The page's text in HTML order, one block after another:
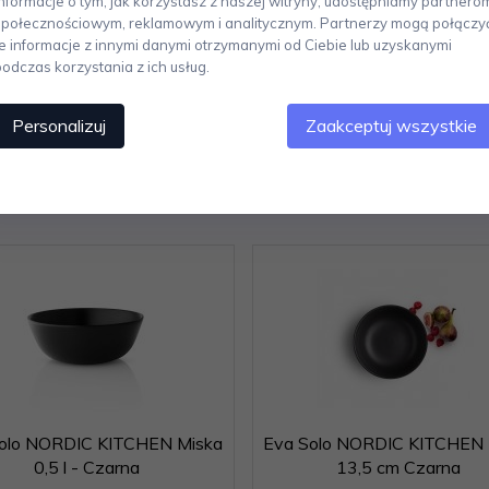
na początku lat 50-tych XX wieku. Produkty Eva Solo to duński
to cechy charakterystyczne produktów w kolekcji.
NORDIC KITCHEN Miska
0,5 l - Czarna
Eva Solo NORDIC KITCHEN
13,5 cm Czarna
reklamowym i analitycznym. Partnerzy mogą
informacje z innymi danymi otrzymanymi od Ciebie lub uzyskanymi
korzystania z ich usług.
Personalizuj Zaakceptuj wszystkie